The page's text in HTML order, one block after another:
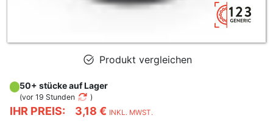
Produkt vergleichen
IHR PREIS: 3,18 € INKL. MWST.
50+ stücke auf Lager
(vor 19 Stunden )